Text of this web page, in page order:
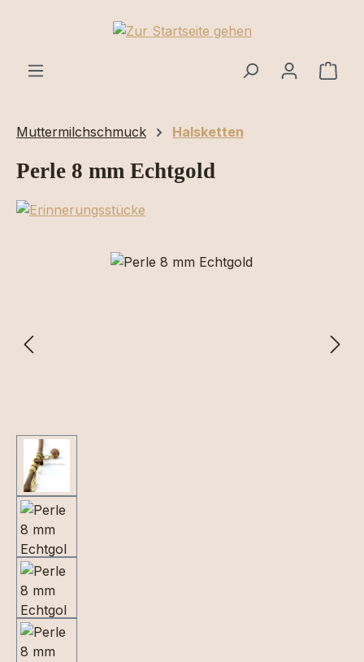
Zum Hauptinhalt springen
Muttermilchschmuck Halsketten
Perle 8 mm Echtgold
Bildergalerie überspringen